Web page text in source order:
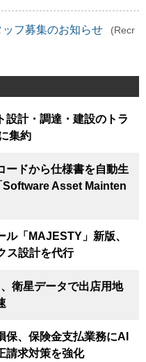
フ募集のお知らせ
(Recr
設計・調達・建設のトラ
集約
ードから仕様書を自動生
Software Asset Mainten
「MAJESTY」新版、
ス設計を代行
衛星データで出店用地
保、保険金支払業務にAI
請求対策を強化